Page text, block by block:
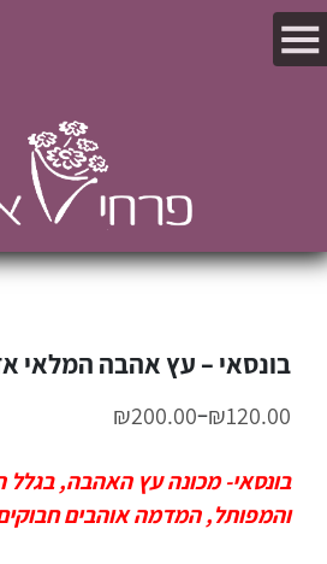
בונסאי – עץ אהבה המלאי
₪120.00
–
₪200.00
בונסאי- מכונה עץ האהבה,
והמפותל, המדמה אוהבים